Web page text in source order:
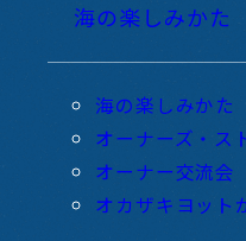
海の楽しみかた
海の楽しみかた
オーナーズ・ス
オーナー交流会
オカザキヨット